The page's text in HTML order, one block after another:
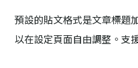
預設的貼文格式是文章標題
以在設定頁面自由調整。支